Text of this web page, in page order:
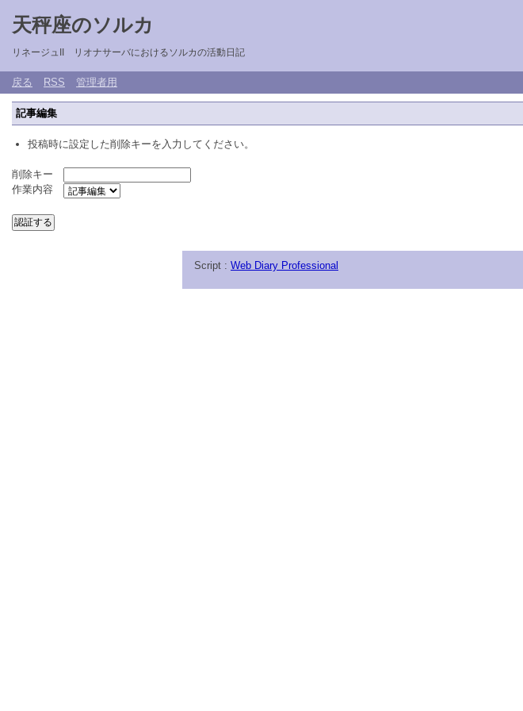
天秤座のソルカ
リネージュII リオナサーバにおけるソルカの活動日記
戻る RSS 管理者用
記事編集
投稿時に設定した削除キーを入力してください。
削除キー
作業内容
Script : Web Diary Professional